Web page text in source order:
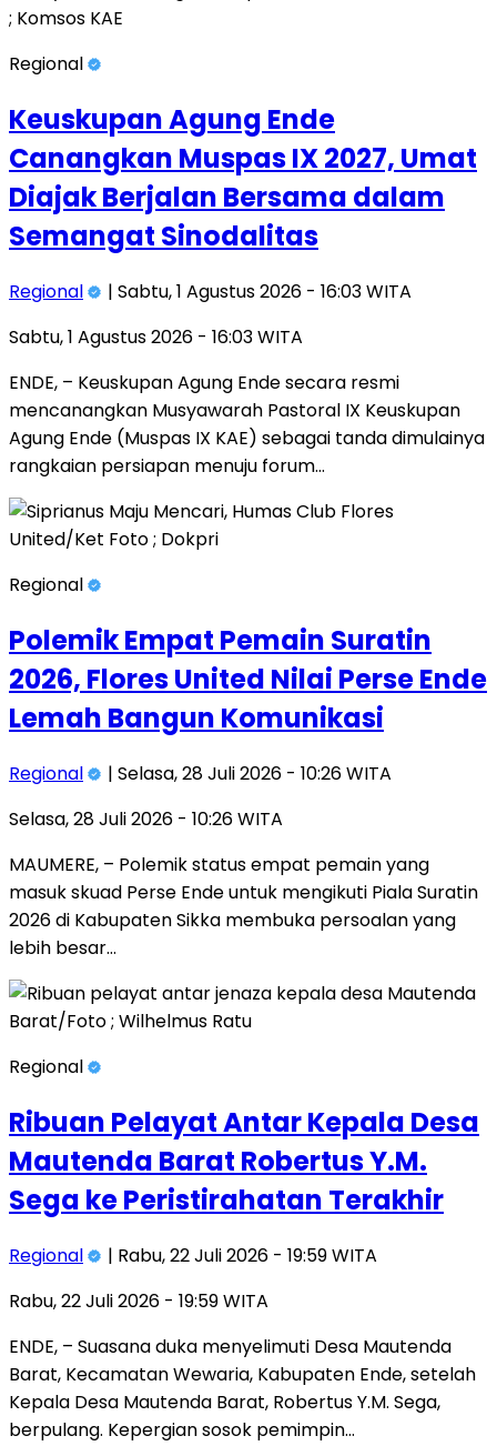
Regional
Keuskupan Agung Ende
Canangkan Muspas IX 2027, Umat
Diajak Berjalan Bersama dalam
Semangat Sinodalitas
Regional
| Sabtu, 1 Agustus 2026 - 16:03 WITA
Sabtu, 1 Agustus 2026 - 16:03 WITA
ENDE, – Keuskupan Agung Ende secara resmi
mencanangkan Musyawarah Pastoral IX Keuskupan
Agung Ende (Muspas IX KAE) sebagai tanda dimulainya
rangkaian persiapan menuju forum…
Regional
Polemik Empat Pemain Suratin
2026, Flores United Nilai Perse Ende
Lemah Bangun Komunikasi
Regional
| Selasa, 28 Juli 2026 - 10:26 WITA
Selasa, 28 Juli 2026 - 10:26 WITA
MAUMERE, – Polemik status empat pemain yang
masuk skuad Perse Ende untuk mengikuti Piala Suratin
2026 di Kabupaten Sikka membuka persoalan yang
lebih besar…
Regional
Ribuan Pelayat Antar Kepala Desa
Mautenda Barat Robertus Y.M.
Sega ke Peristirahatan Terakhir
Regional
| Rabu, 22 Juli 2026 - 19:59 WITA
Rabu, 22 Juli 2026 - 19:59 WITA
ENDE, – Suasana duka menyelimuti Desa Mautenda
Barat, Kecamatan Wewaria, Kabupaten Ende, setelah
Kepala Desa Mautenda Barat, Robertus Y.M. Sega,
berpulang. Kepergian sosok pemimpin…